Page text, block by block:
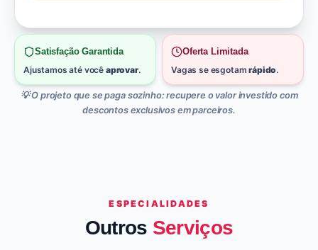
Satisfação Garantida
Ajustamos até você aprovar.
Oferta Limitada
Vagas se esgotamrápido.
💡 O projeto que se paga sozinho: recupere o valor investido com
descontos exclusivos em parceiros.
ESPECIALIDADES
Outros Serviços